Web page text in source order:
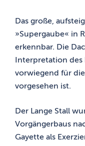
Das große,
»Supergaube« in
erkennbar. Die
Interpretation des
vorwiegend für
vorgesehen ist.
Der Lange Stall
Vorgängerbaus
Gayette als